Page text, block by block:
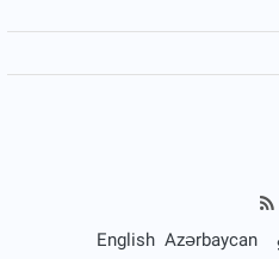
Azərbaycan
English